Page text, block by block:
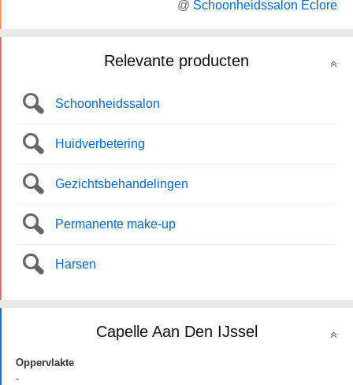
@ Schoonheidssalon Eclore
Relevante producten
Schoonheidssalon
Huidverbetering
Gezichtsbehandelingen
Permanente make-up
Harsen
Capelle Aan Den IJssel
Oppervlakte
-